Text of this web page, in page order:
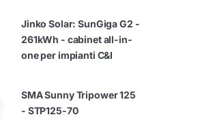
Jinko Solar: SunGiga G2 -
261kWh - cabinet all-in-
one per impianti C&I
SMA Sunny Tripower 125
- STP125-70